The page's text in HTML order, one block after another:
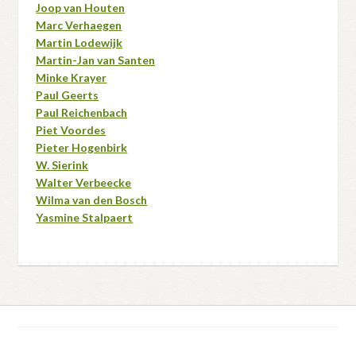
Joop van Houten
Marc Verhaegen
Martin Lodewijk
Martin-Jan van Santen
Minke Krayer
Paul Geerts
Paul Reichenbach
Piet Voordes
Pieter Hogenbirk
W. Sierink
Walter Verbeecke
Wilma van den Bosch
Yasmine Stalpaert